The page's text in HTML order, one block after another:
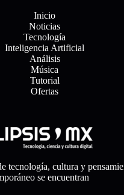
Inicio
Noticias
Tecnología
Inteligencia Artificial
Análisis
Música
Tutorial
Ofertas
tecnología, cultura y
se encuentran